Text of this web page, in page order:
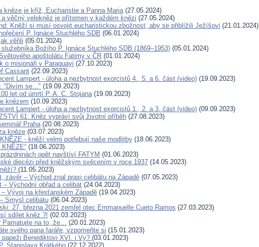
kněze je kříž, Eucharistie a Panna Maria(27.05.2024)
věčný velekněz je přítomen v každém knězi (27.05.2024)
Kněží si musí osvojit eucharistickou zbožnost, aby se přiblížili Ježíšovi (21.01.2024)
P. Ignáce Stuchlého SDB (06.01.2024)
věřili (05.01.2024)
Božího P. Ignáce Stuchlého SDB (1869–1953) (05.01.2024)
apoštolátu Fatimy v ČR (01.01.2024)
o misionáři v Paraguayi (27.10.2023)
Cassant (22.09.2023)
Lampert - úloha a nezbytnost exorcistů 4., 5. a 6. část (video) (19.09.2023)
"Divím se..." (19.09.2023)
let od úmrtí P. A. C. Stojana(19.09.2023)
knězem (10.09.2023)
Lampert - úloha a nezbytnost exorcistů 1., 2. a 3. část (video) (09.09.2023)
61: Kněz vypráví svůj životní příběh (27.08.2023)
Praha(20.08.2023)
kněze (03.07.2023)
- kněží velmi potřebují naše modlitby (18.06.2023)
KNĚZE“ (18.06.2023)
opět navštíví FATYM (01.06.2023)
diecézi před kněžským svěcením v roce 1937 (14.05.2023)
(11.05.2023)
závěr – Východ znal praxi celibátu na Západě (07.05.2023)
– Východní obřad a celibát (24.04.2023)
Vývoj na křesťanském Západě (19.04.2023)
Smysl celibátu (06.04.2023)
27. března 2021 zemřel otec Emmanuelle Cueto Ramos (27.03.2023)
sdílet kněz ?! (02.03.2023)
Pamatujte na to, že… (20.01.2023)
svého pana faráře, vzpomeňte si (15.01.2023)
Benediktovi XVI. i Vy? (03.01.2023)
Stanislava Krátkého (22.12.2022)